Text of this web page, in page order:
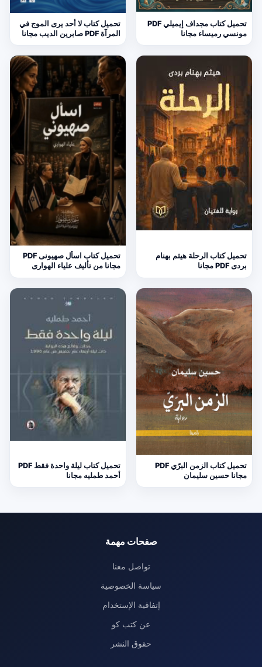
تحميل كتاب مجداف إيميلي PDF
مونسي رميساء مجانا
تحميل كتاب لا أحد يرى الموج في
المرآة PDF صابرين الديب مجانا
تحميل كتاب الرحلة هيثم بهنام
بردى PDF مجانا
تحميل كتاب اسأل صهيونى PDF
مجانا من تأليف علياء الهوارى
تحميل كتاب الزمن البرّي PDF
مجانا حسين سليمان
تحميل كتاب ليلة واحدة فقط PDF
أحمد طمليه مجانا
صفحات مهمة
تواصل معنا
سياسة الخصوصية
إتفاقية الإستخدام
عن كتب كو
حقوق النشر